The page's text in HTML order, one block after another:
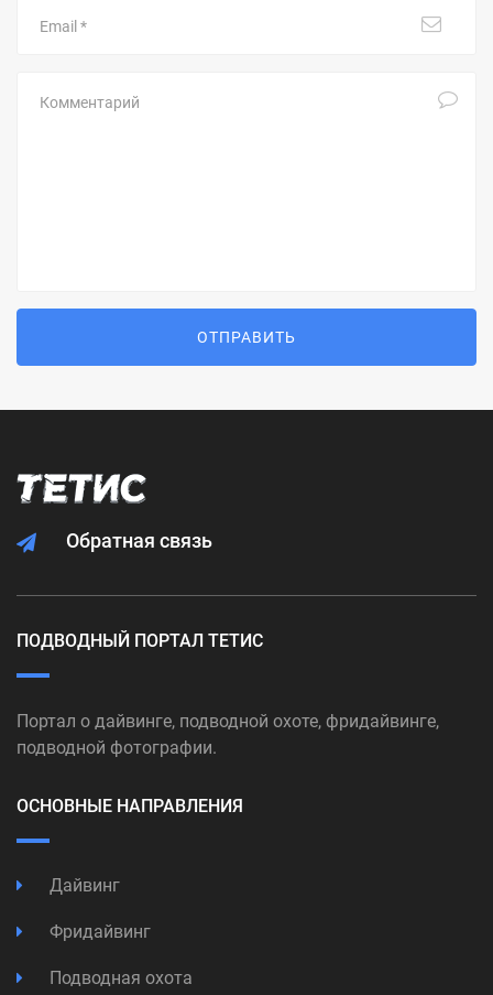
ОТПРАВИТЬ
Обратная связь
ПОДВОДНЫЙ ПОРТАЛ ТЕТИС
Портал о дайвинге, подводной охоте, фридайвинге,
подводной фотографии.
ОСНОВНЫЕ НАПРАВЛЕНИЯ
Дайвинг
Фридайвинг
Подводная охота